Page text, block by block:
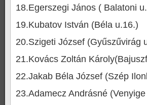
18.Egerszegi János ( Balatoni
19.Kubatov István (Béla u.16.)
20.Szigeti József (Gyűszűvirág
21.Kovács Zoltán
22.Jakab Béla József (Szép
23.Adamecz Andrásné